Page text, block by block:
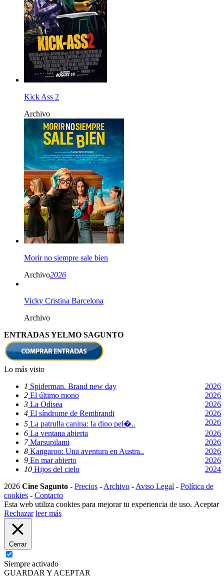
Kick Ass 2
Archivo
Morir no siempre sale bien
Archivo2026
Vicky Cristina Barcelona
Archivo
ENTRADAS YELMO SAGUNTO
Lo más visto
1 Spiderman. Brand new day
2026
2 El último mono
2026
3 La Odisea
2026
4 El síndrome de Rembrandt
2026
5 La patrulla canina: la dino pel�..
2026
6 La ventana abierta
2026
7Marsupilami
2026
8 Kangaroo: Una aventura en Austra..
2026
9 En mar abierto
2026
10 Hijos del cielo
2024
2026 Cine Sagunto - Precios - Archivo - Aviso Legal - Política de
cookies - Contacto
Esta web utiliza cookies para mejorar tu experiencia de uso. Aceptar
Rechazar leer más
Cerrar
Siempre activado
GUARDAR Y ACEPTAR